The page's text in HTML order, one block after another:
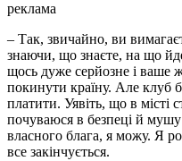
реклама
– Так, звичайно, ви
знаючи, що знаєте, на що
щось дуже серйозне і ваше
покинути країну. Але клуб
платити. Уявіть, що в місті
почуваюся в безпеці й
власного блага, я можу. Я
все закінчується.